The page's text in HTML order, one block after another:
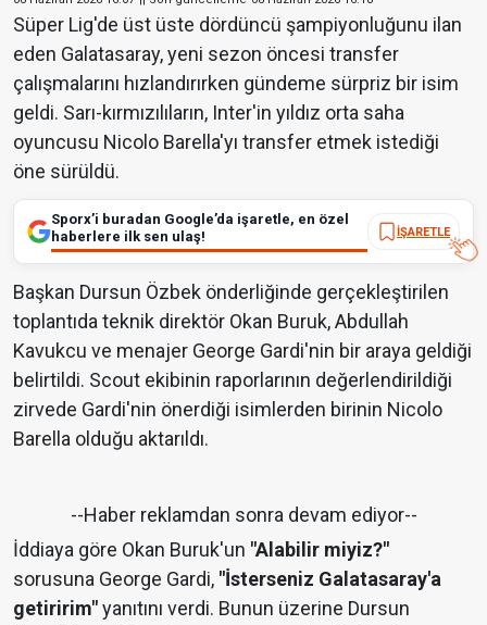
Süper Lig'de üst üste dördüncü şampiyonluğunu ilan
eden Galatasaray, yeni sezon öncesi transfer
çalışmalarını hızlandırırken gündeme sürpriz bir isim
geldi. Sarı-kırmızılıların, Inter'in yıldız orta saha
oyuncusu Nicolo Barella'yı transfer etmek istediği
öne sürüldü.
Sporx’i buradan Google’da işaretle, en özel
haberlere ilk sen ulaş!
İŞARETLE
Başkan Dursun Özbek önderliğinde gerçekleştirilen
toplantıda teknik direktör Okan Buruk, Abdullah
Kavukcu ve menajer George Gardi'nin bir araya geldiği
belirtildi. Scout ekibinin raporlarının değerlendirildiği
zirvede Gardi'nin önerdiği isimlerden birinin Nicolo
Barella olduğu aktarıldı.
--Haber reklamdan sonra devam ediyor--
İddiaya göre Okan Buruk'un "Alabilir miyiz?"
sorusuna George Gardi, "İsterseniz Galatasaray'a
getiririm"yanıtını verdi. Bunun üzerine Dursun